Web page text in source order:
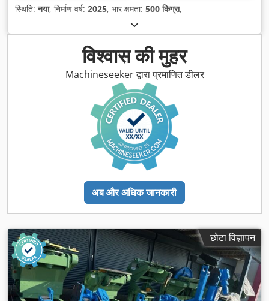
स्थिति:नया, निर्माण वर्ष: 2025, भार क्षमता: 500 किग्रा,
विश्वास की मुहर
Machineseeker द्वारा प्रमाणित डीलर
अब और अधिक जानकारी
छोटा विज्ञापन